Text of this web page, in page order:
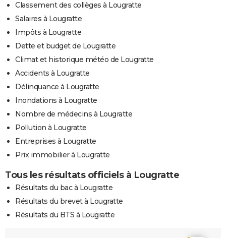
Classement des collèges à Lougratte
Salaires à Lougratte
Impôts à Lougratte
Dette et budget de Lougratte
Climat et historique météo de Lougratte
Accidents à Lougratte
Délinquance à Lougratte
Inondations à Lougratte
Nombre de médecins à Lougratte
Pollution à Lougratte
Entreprises à Lougratte
Prix immobilier à Lougratte
Tous les résultats officiels à Lougratte
Résultats du bac à Lougratte
Résultats du brevet à Lougratte
Résultats du BTS à Lougratte